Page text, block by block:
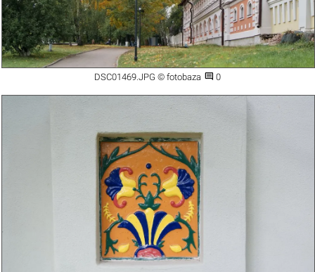
DSC01469.JPG © fotobaza  0